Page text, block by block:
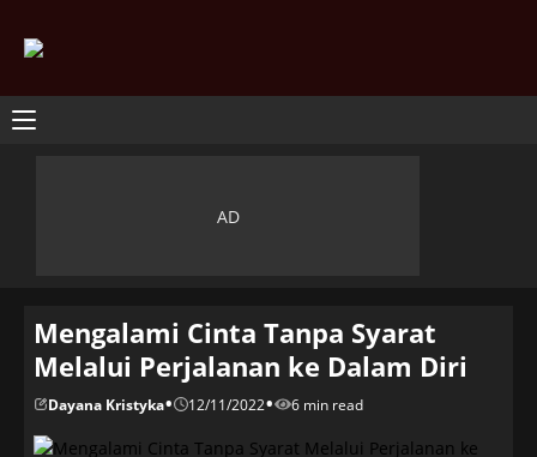
Mengalami Cinta Tanpa Syarat
Melalui Perjalanan ke Dalam Diri
Dayana Kristyka• 12/11/2022• 6 min read